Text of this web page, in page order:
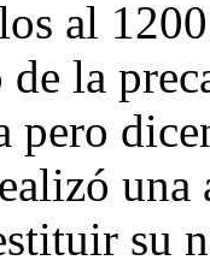
al
la
pero
su